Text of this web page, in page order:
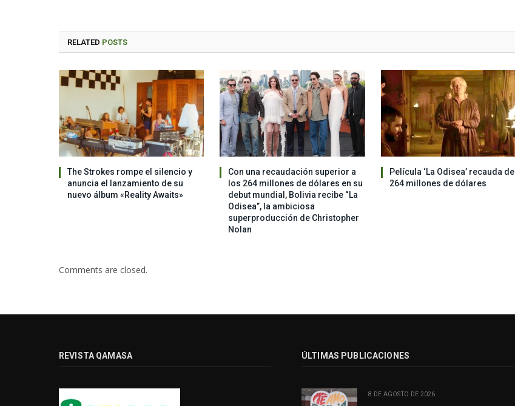
RELATED POSTS
The Strokes rompe el silencio y
anuncia el lanzamiento de su
nuevo álbum «Reality Awaits»
Con una recaudación superior a
los 264 millones de dólares en su
debut mundial, Bolivia recibe “La
Odisea”, la ambiciosa
superproducción de Christopher
Nolan
Película ‘La Odisea’ recauda de
264 millones de dólares
Comments are closed.
REVISTA QAMASA ÚLTIMAS PUBLICACIONES
8 DE AGOSTO DE 2026